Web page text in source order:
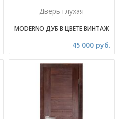
Дверь глухая
MODERNO ДУБ В ЦВЕТЕ ВИНТАЖ
45 000 руб.